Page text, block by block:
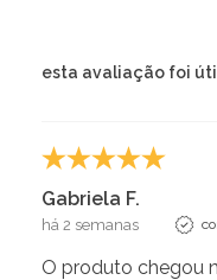
esta avaliação foi
Gabriela F.
há 2 semanas
O produto chegou